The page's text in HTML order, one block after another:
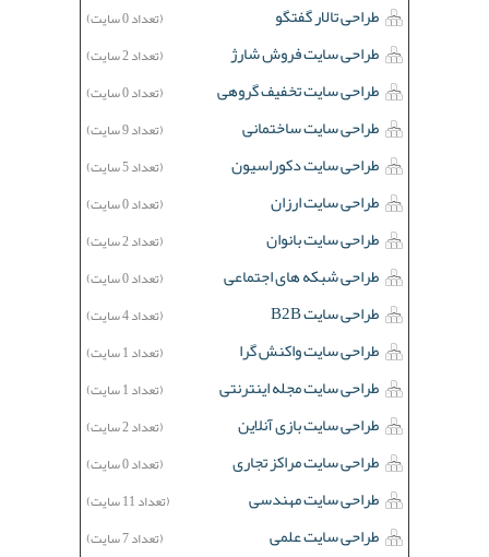
طراحی تالار گفتگو (تعداد 0 سایت)
طراحی سایت فروش شارژ (تعداد 2 سایت)
طراحی سایت تخفیف گروهی (تعداد 0 سایت)
طراحی سایت ساختمانی (تعداد 9 سایت)
طراحی سایت دکوراسیون (تعداد 5 سایت)
طراحی سایت ارزان (تعداد 0 سایت)
طراحی سایت بانوان (تعداد 2 سایت)
طراحی شبکه های اجتماعی (تعداد 0 سایت)
طراحی سایت B2B (تعداد 4 سایت)
طراحی سایت واکنش گرا (تعداد 1 سایت)
طراحی سایت مجله اینترنتی (تعداد 1 سایت)
طراحی سایت بازی آنلاین (تعداد 2 سایت)
طراحی سایت مراکز تجاری (تعداد 0 سایت)
طراحی سایت مهندسی (تعداد 11 سایت)
طراحی سایت علمی (تعداد 7 سایت)